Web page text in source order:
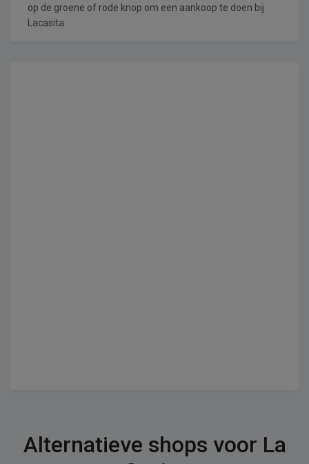
op de groene of rode knop om een aankoop te doen bij
Lacasita.
Alternatieve shops voor La